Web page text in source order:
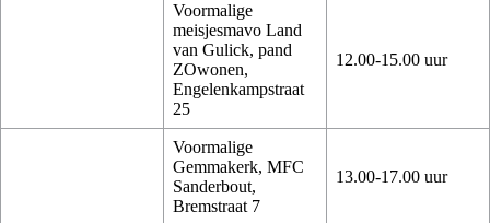
Voormalige
meisjesmavo Land
van Gulick, pand
ZOwonen,
Engelenkampstraat
25
12.00-15.00 uur
Voormalige
Gemmakerk, MFC
Sanderbout,
Bremstraat 7
13.00-17.00 uur